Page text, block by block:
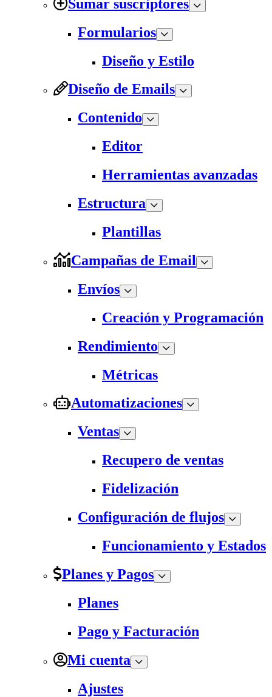
Sumar suscriptores
Formularios
Diseño y Estilo
Diseño de Emails
Contenido
Editor
Herramientas avanzadas
Estructura
Plantillas
Campañas de Email
Envíos
Creación y Programación
Rendimiento
Métricas
Automatizaciones
Ventas
Recupero de ventas
Fidelización
Configuración de flujos
Funcionamiento y Estados
Planes y Pagos
Planes
Pago y Facturación
Mi cuenta
Ajustes